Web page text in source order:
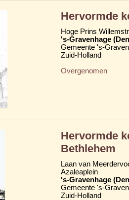
Hervormde
Hoge Prins
's-Gravenhage
Gemeente 's-
Zuid-Holland
Overgenomen
Hervormde
Bethlehem
Laan van
Azaleaplein
's-Gravenhage
Gemeente 's-
Zuid-Holland